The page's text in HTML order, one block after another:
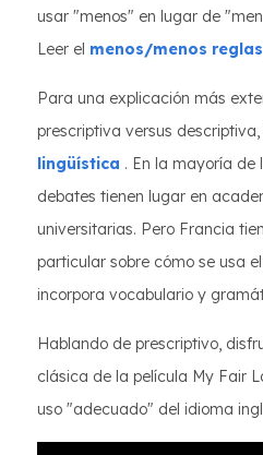
usar "menos" en lugar de
Leer el menos/menos reglas
Para una explicación más
prescriptiva versus descriptiva,
lingüística . En la mayoría de
debates tienen lugar en
universitarias. Pero Francia
particular sobre cómo se usa
incorpora vocabulario y
Hablando de prescriptivo,
clásica de la película My Fair
uso "adecuado" del idioma